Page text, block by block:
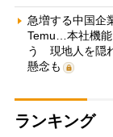
急増する中国企
Temu…本社機能
う 現地人を隠
懸念も
ランキング